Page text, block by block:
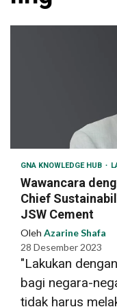
GNA KNOWLEDGE HUB
Wawancara
Chief
JSW Cement
Oleh Azarine Shafa
28 Desember 2023
"Lakukan
bagi negara-
tidak harus